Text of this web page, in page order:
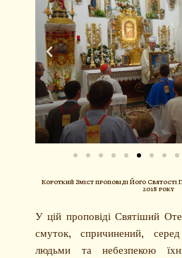
Короткий Зміст проповіді Його Святості
2018 року
У цій проповіді Святіший
смуток, спричинений,
людьми та небезпекою